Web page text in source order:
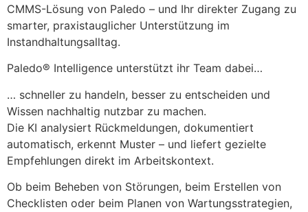
CMMS-Lösung von Paledo – und Ihr direkter Zugang zu
smarter, praxistauglicher Unterstützung im
Instandhaltungsalltag.
Paledo® Intelligence unterstützt ihr Team dabei…
… schneller zu handeln, besser zu entscheiden und
Wissen nachhaltig nutzbar zu machen.
Die KI analysiert Rückmeldungen, dokumentiert
automatisch, erkennt Muster – und liefert gezielte
Empfehlungen direkt im Arbeitskontext.
Ob beim Beheben von Störungen, beim Erstellen von
Checklisten oder beim Planen von Wartungsstrategien,